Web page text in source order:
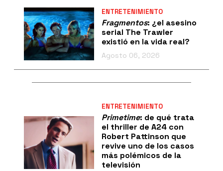
ENTRETENIMIENTO
Fragmentos: ¿el asesino
serial The Trawler
existió en la vida real?
Agosto 06, 2026
ENTRETENIMIENTO
Primetime: de qué trata
el thriller de A24 con
Robert Pattinson que
revive uno de los casos
más polémicos de la
televisión